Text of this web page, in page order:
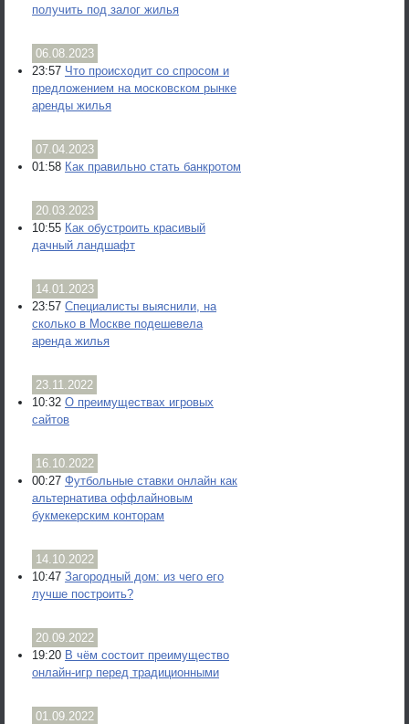
получить под залог жилья
06.08.2023
23:57 Что происходит со спросом и
предложением на московском рынке
аренды жилья
07.04.2023
01:58 Как правильно стать банкротом
20.03.2023
10:55 Как обустроить красивый
дачный ландшафт
14.01.2023
23:57 Специалисты выяснили, на
сколько в Москве подешевела
аренда жилья
23.11.2022
10:32 О преимуществах игровых
сайтов
16.10.2022
00:27 Футбольные ставки онлайн как
альтернатива оффлайновым
букмекерским конторам
14.10.2022
10:47 Загородный дом: из чего его
лучше построить?
20.09.2022
19:20 В чём состоит преимущество
онлайн-игр перед традиционными
01.09.2022